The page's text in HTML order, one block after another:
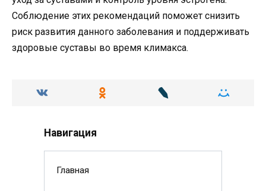
Соблюдение этих рекомендаций поможет снизить
риск развития данного заболевания и поддерживать
здоровые суставы во время климакса.
Навигация
Главная